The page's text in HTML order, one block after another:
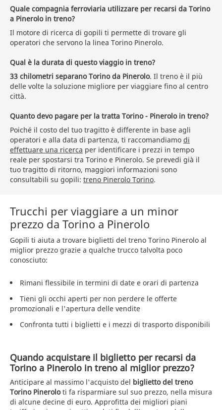
Quale compagnia ferroviaria utilizzare per recarsi da Torino
a Pinerolo in treno?
Il motore di ricerca di gopili ti permette di trovare gli
operatori che servono la linea Torino Pinerolo.
Qual è la durata di questo viaggio in treno?
33 chilometri separano Torino da Pinerolo. Il treno è il più
delle volte la soluzione migliore per viaggiare fino al centro
città.
Quanto devo pagare per la tratta Torino - Pinerolo in treno?
Poiché il costo del tuo tragitto è differente in base agli
operatori e alla data di partenza, ti raccomandiamo di
effettuare una ricerca per identificare i prezzi in tempo
reale per spostarsi tra Torino e Pinerolo. Se prevedi già il
tuo tragitto di ritorno, maggiori informazioni sono
consultabili su gopili: treno Pinerolo Torino.
Trucchi per viaggiare a un minor
prezzo da Torino a Pinerolo
Gopili ti aiuta a trovare biglietti del treno Torino Pinerolo al
miglior prezzo grazie a qualche trucco talvolta poco
conosciuto:
Rimani flessibile in termini di date e orari di partenza
Tieni gli occhi aperti per non perdere le offerte
promozionali e l'apertura delle vendite
Confronta tutti i biglietti e i mezzi di trasporto disponibili
Quando acquistare il biglietto per recarsi da
Torino a Pinerolo in treno al miglior prezzo?
Anticipare al massimo l'acquisto del biglietto del treno
Torino Pineroloti fa risparmiare sul suo prezzo, nella misura
di alcune decine di euro. Approfitta dei migliori piani